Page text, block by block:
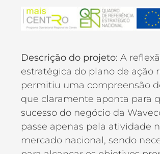
Descrição do projeto: A
estratégica do plano de ação
permitiu uma compreensão
que claramente aponta para
sucesso do negócio da
passe apenas pela atividade
mercado nacional, sendo